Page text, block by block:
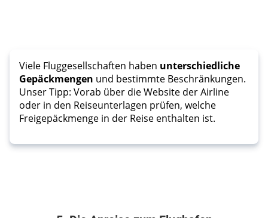
Viele Fluggesellschaften haben unterschiedliche
Gepäckmengen und bestimmte Beschränkungen.
Unser Tipp: Vorab über die Website der Airline
oder in den Reiseunterlagen prüfen, welche
Freigepäckmenge in der Reise enthalten ist.